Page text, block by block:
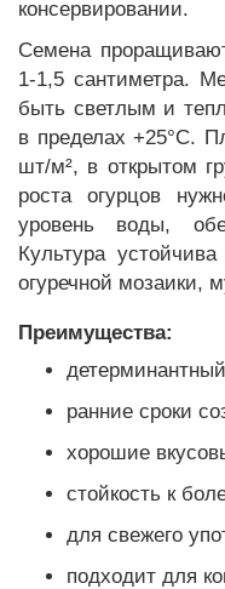
консервировании.
Семена
1-1,5 сантиметра.
быть светлым и
в пределах +25°C.
шт/м², в открытом
роста огурцов
уровень воды,
Культура
огуречной мозаики,
Преимущества:
ранние сроки
хорошие
стойкость к
для свежего
подходит для